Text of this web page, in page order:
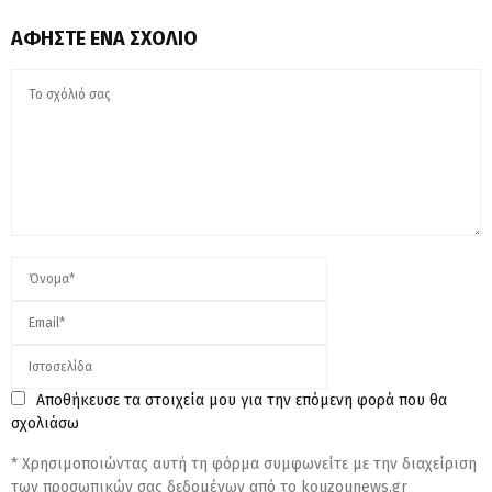
ΑΦΉΣΤΕ ΈΝΑ ΣΧΌΛΙΟ
Αποθήκευσε τα στοιχεία μου για την επόμενη φορά που θα
σχολιάσω
* Χρησιμοποιώντας αυτή τη φόρμα συμφωνείτε με την διαχείριση
των προσωπικών σας δεδομένων από το kouzounews.gr